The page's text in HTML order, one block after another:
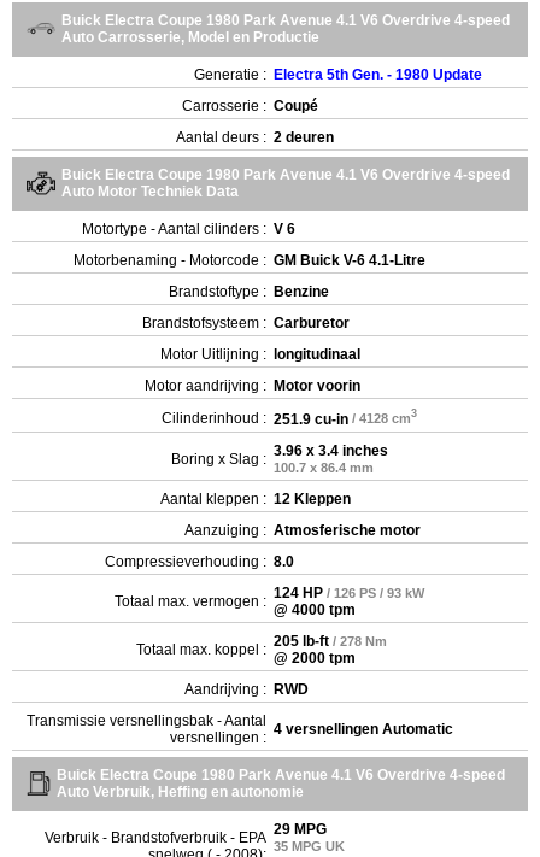
Buick Electra Coupe 1980 Park Avenue 4.1 V6 Overdrive 4-speed
Auto Carrosserie, Model en Productie
Generatie : Electra 5th Gen. - 1980 Update
Carrosserie : Coupé
Aantal deurs : 2 deuren
Buick Electra Coupe 1980 Park Avenue 4.1 V6 Overdrive 4-speed
Auto Motor Techniek Data
Motortype - Aantal cilinders : V 6
Motorbenaming - Motorcode : GM Buick V-6 4.1-Litre
Brandstoftype : Benzine
Brandstofsysteem : Carburetor
Motor Uitlijning : longitudinaal
Motor aandrijving : Motor voorin
Cilinderinhoud : 251.9 cu-in / 4128 cm3
Boring x Slag : 3.96 x 3.4 inches
100.7 x 86.4 mm
Aantal kleppen : 12 Kleppen
Aanzuiging : Atmosferische motor
Compressieverhouding : 8.0
Totaal max. vermogen : 124 HP / 126 PS / 93 kW
@ 4000 tpm
Totaal max. koppel : 205 lb-ft / 278 Nm
@ 2000 tpm
Aandrijving : RWD
Transmissie versnellingsbak - Aantal
versnellingen : 4 versnellingen Automatic
Buick Electra Coupe 1980 Park Avenue 4.1 V6 Overdrive 4-speed
Auto Verbruik, Heffing en autonomie
Verbruik - Brandstofverbruik - EPA 29 MPG
35 MPG UK